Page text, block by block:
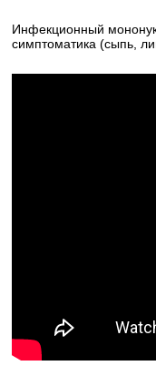
Инфекционный
симптоматика (сыпь,